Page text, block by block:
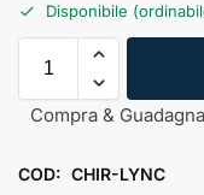
Disponibile
Compra &
COD: CHIR-LYNC